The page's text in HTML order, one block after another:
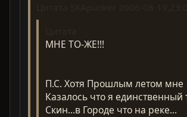
МНЕ ТО-ЖЕ!!!
П.С. Хотя Прошлым летом мне
Казалось что я единственный
Скин...в Городе что на реке...